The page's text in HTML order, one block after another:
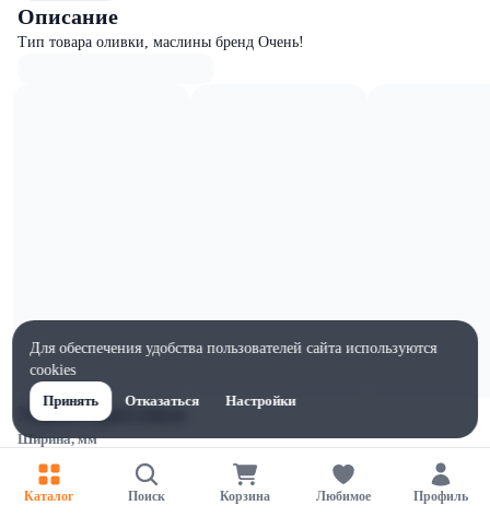
Описание
Тип товара оливки, маслины бренд Очень!
Характеристики
Ширина, мм
Высота, мм
Каталог Поиск Корзина Любимое Профиль
Для обеспечения удобства пользователей сайта используются
cookies
Принять
Отказаться Настройки